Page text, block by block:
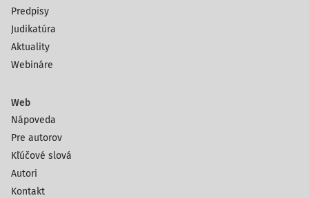
Predpisy
Judikatúra
Aktuality
Webináre
Web
Nápoveda
Pre autorov
Kľúčové slová
Autori
Kontakt